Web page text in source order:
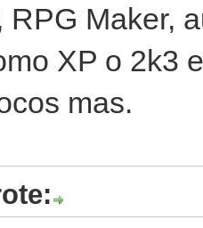
RPG Maker,
XP o 2k3
mas.